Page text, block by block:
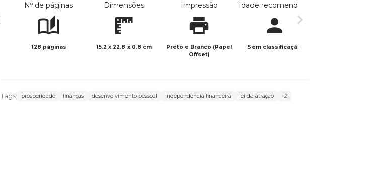
Nº de páginas
128 páginas
Dimensões
15.2 x 22.8 x 0.8 cm
Impressão
Preto e Branco (Papel
Offset)
Idade recomendada
Sem classificação
Tags: prosperidade finanças desenvolvimento pessoal independência financeira lei da atração +2